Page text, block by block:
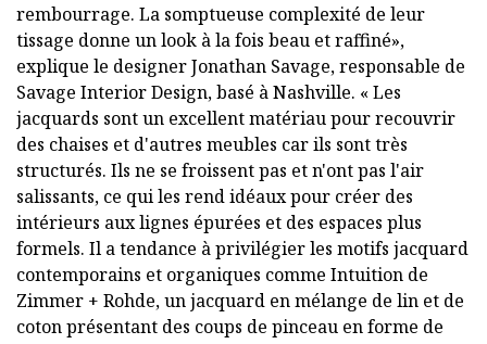
rembourrage. La somptueuse complexité de leur
tissage donne un look à la fois beau et raffiné»,
explique le designer Jonathan Savage, responsable de
Savage Interior Design, basé à Nashville. « Les
jacquards sont un excellent matériau pour recouvrir
des chaises et d'autres meubles car ils sont très
structurés. Ils ne se froissent pas et n'ont pas l'air
salissants, ce qui les rend idéaux pour créer des
intérieurs aux lignes épurées et des espaces plus
formels. Il a tendance à privilégier les motifs jacquard
contemporains et organiques comme Intuition de
Zimmer + Rohde, un jacquard en mélange de lin et de
coton présentant des coups de pinceau en forme de